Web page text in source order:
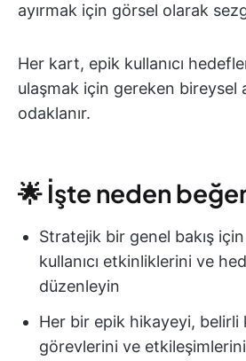
ayırmak için görsel olarak
Her kart, epik kullanıcı
ulaşmak için gereken bireysel
odaklanır.
🌟 İşte neden
Stratejik bir genel bakış
kullanıcı etkinliklerini ve
düzenleyin
Her bir epik hikayeyi, belirli
görevlerini ve